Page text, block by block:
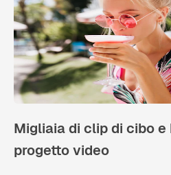
Migliaia di clip di cibo
progetto video